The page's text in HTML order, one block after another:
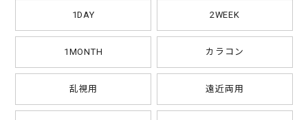
1DAY 2WEEK
1MONTH カラコン
乱視用 遠近両用